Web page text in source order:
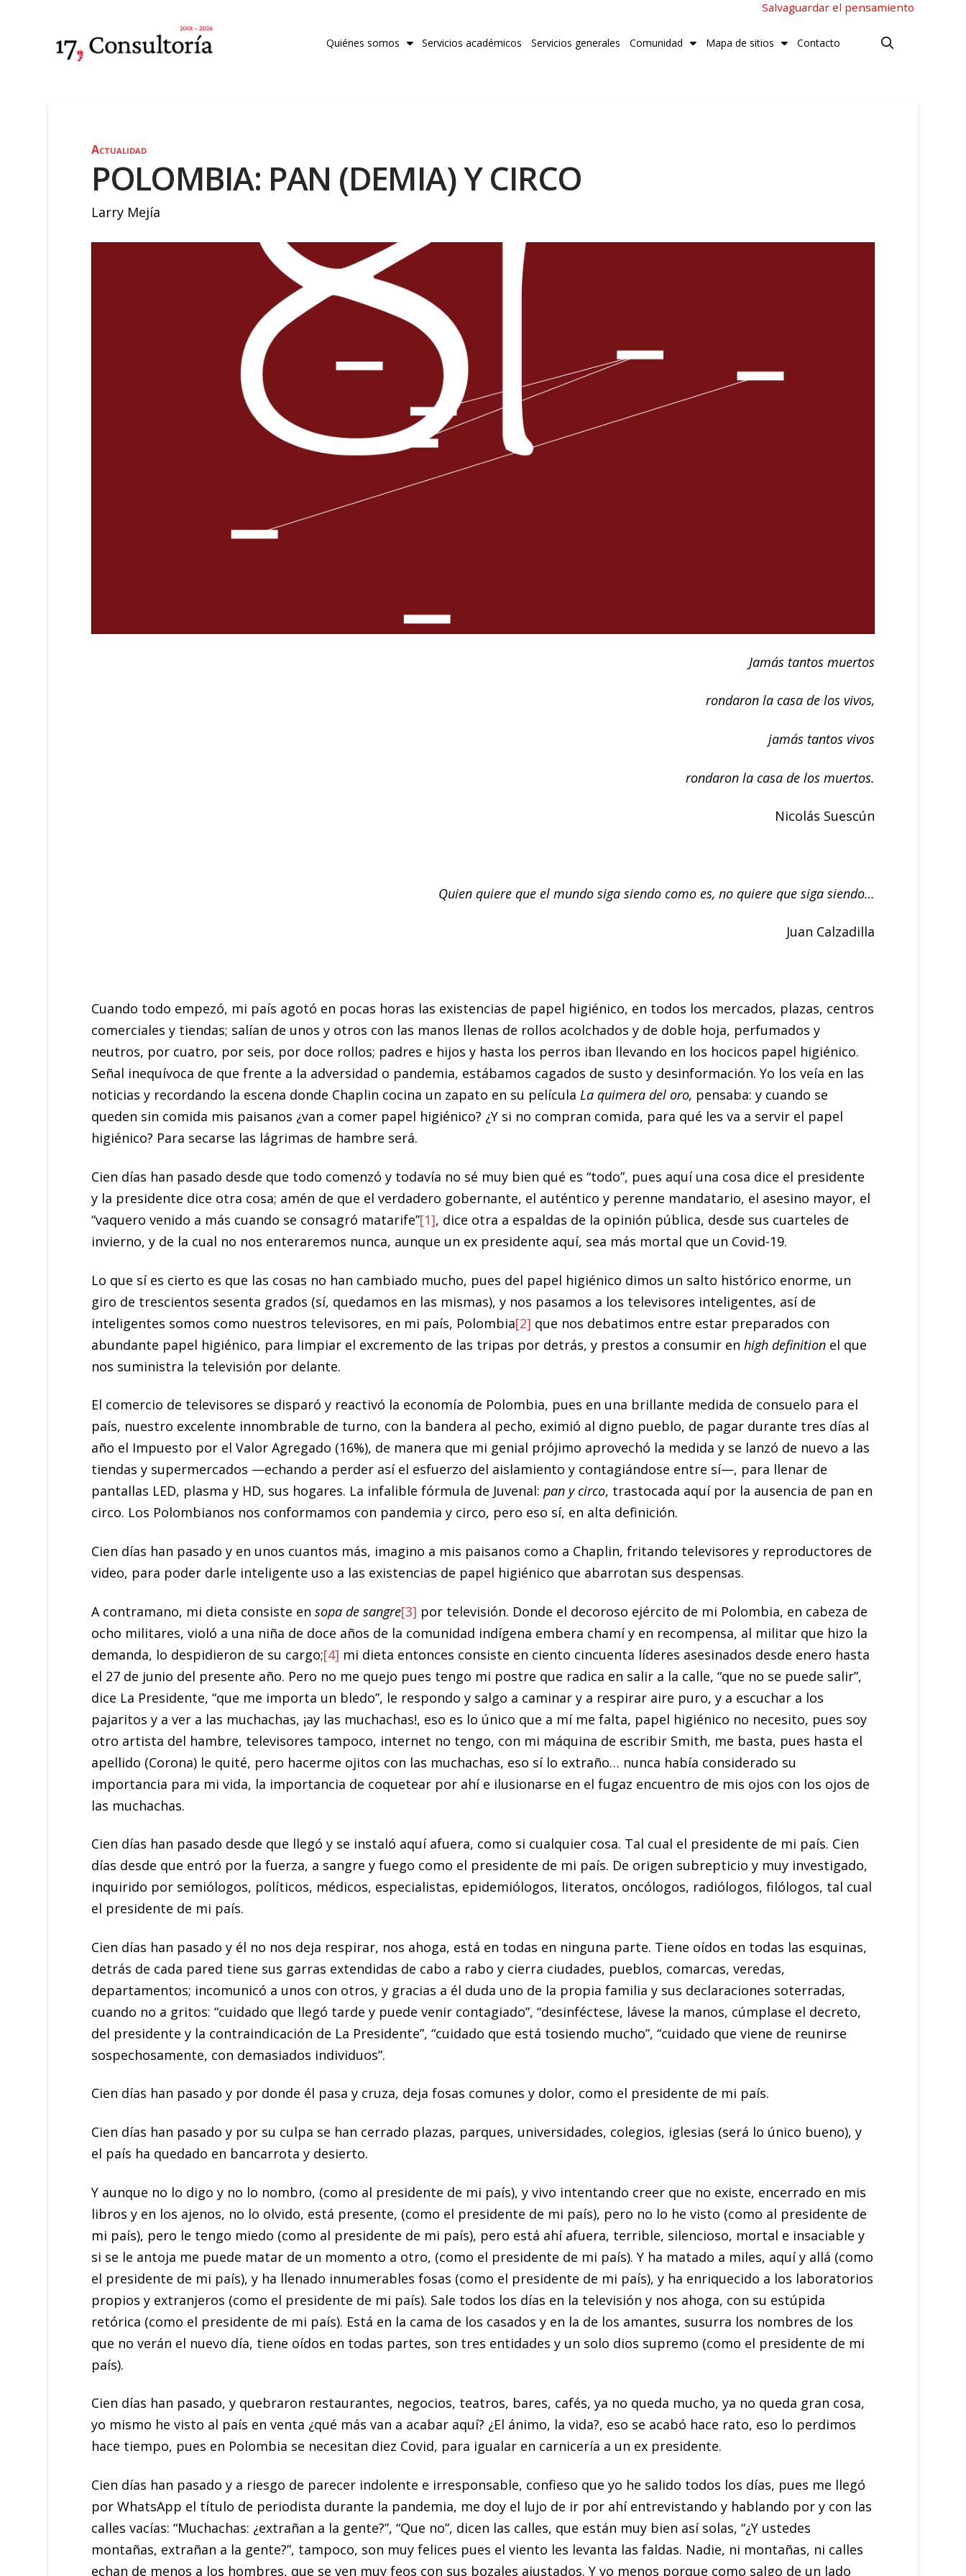
Salvaguardar el pensamiento
Quiénes somos Servicios académicos Servicios generales Comunidad Mapa de sitios Contacto
Actualidad
POLOMBIA: PAN (DEMIA) Y CIRCO
Larry Mejía
Jamás tantos muertos
rondaron la casa de los vivos,
jamás tantos vivos
rondaron la casa de los muertos.
Nicolás Suescún
Quien quiere que el mundo siga siendo como es, no quiere que siga siendo…
Juan Calzadilla
Cuando todo empezó, mi país agotó en pocas horas las existencias de papel higiénico, en todos los mercados, plazas, centros
comerciales y tiendas; salían de unos y otros con las manos llenas de rollos acolchados y de doble hoja, perfumados y
neutros, por cuatro, por seis, por doce rollos; padres e hijos y hasta los perros iban llevando en los hocicos papel higiénico.
Señal inequívoca de que frente a la adversidad o pandemia, estábamos cagados de susto y desinformación. Yo los veía en las
noticias y recordando la escena donde Chaplin cocina un zapato en su películaLa quimera del oro, pensaba: y cuando se
queden sin comida mis paisanos ¿van a comer papel higiénico? ¿Y si no compran comida, para qué les va a servir el papel
higiénico? Para secarse las lágrimas de hambre será.
Cien días han pasado desde que todo comenzó y todavía no sé muy bien qué es “todo”, pues aquí una cosa dice el presidente
y la presidente dice otra cosa; amén de que el verdadero gobernante, el auténtico y perenne mandatario, el asesino mayor, el
“vaquero venido a más cuando se consagró matarife”[1], dice otra a espaldas de la opinión pública, desde sus cuarteles de
invierno, y de la cual no nos enteraremos nunca, aunque un ex presidente aquí, sea más mortal que un Covid-19.
Lo que sí es cierto es que las cosas no han cambiado mucho, pues del papel higiénico dimos un salto histórico enorme, un
giro de trescientos sesenta grados (sí, quedamos en las mismas), y nos pasamos a los televisores inteligentes, así de
inteligentes somos como nuestros televisores, en mi país, Polombia[2] que nos debatimos entre estar preparados con
abundante papel higiénico, para limpiar el excremento de las tripas por detrás, y prestos a consumir enhigh definition el que
nos suministra la televisión por delante.
El comercio de televisores se disparó y reactivó la economía de Polombia, pues en una brillante medida de consuelo para el
país, nuestro excelente innombrable de turno, con la bandera al pecho, eximió al digno pueblo, de pagar durante tres días al
año el Impuesto por el Valor Agregado (16%), de manera que mi genial prójimo aprovechó la medida y se lanzó de nuevo a las
tiendas y supermercados —echando a perder así el esfuerzo del aislamiento y contagiándose entre sí—, para llenar de
pantallas LED, plasma y HD, sus hogares. La infalible fórmula de Juvenal:pan y circo, trastocada aquí por la ausencia de pan en
circo. Los Polombianos nos conformamos con pandemia y circo, pero eso sí, en alta definición.
Cien días han pasado y en unos cuantos más, imagino a mis paisanos como a Chaplin, fritando televisores y reproductores de
video, para poder darle inteligente uso a las existencias de papel higiénico que abarrotan sus despensas.
A contramano, mi dieta consiste ensopa de sangre[3] por televisión. Donde el decoroso ejército de mi Polombia, en cabeza de
ocho militares, violó a una niña de doce años de la comunidad indígena embera chamí y en recompensa, al militar que hizo la
demanda, lo despidieron de su cargo;[4] mi dieta entonces consiste en ciento cincuenta líderes asesinados desde enero hasta
el 27 de junio del presente año. Pero no me quejo pues tengo mi postre que radica en salir a la calle, “que no se puede salir”,
dice La Presidente, “que me importa un bledo”, le respondo y salgo a caminar y a respirar aire puro, y a escuchar a los
pajaritos y a ver a las muchachas, ¡ay las muchachas!, eso es lo único que a mí me falta, papel higiénico no necesito, pues soy
otro artista del hambre, televisores tampoco, internet no tengo, con mi máquina de escribir Smith, me basta, pues hasta el
apellido (Corona) le quité, pero hacerme ojitos con las muchachas, eso sí lo extraño… nunca había considerado su
importancia para mi vida, la importancia de coquetear por ahí e ilusionarse en el fugaz encuentro de mis ojos con los ojos de
las muchachas.
Cien días han pasado desde que llegó y se instaló aquí afuera, como si cualquier cosa. Tal cual el presidente de mi país. Cien
días desde que entró por la fuerza, a sangre y fuego como el presidente de mi país. De origen subrepticio y muy investigado,
inquirido por semiólogos, políticos, médicos, especialistas, epidemiólogos, literatos, oncólogos, radiólogos, filólogos, tal cual
el presidente de mi país.
Cien días han pasado y él no nos deja respirar, nos ahoga, está en todas en ninguna parte. Tiene oídos en todas las esquinas,
detrás de cada pared tiene sus garras extendidas de cabo a rabo y cierra ciudades, pueblos, comarcas, veredas,
departamentos; incomunicó a unos con otros, y gracias a él duda uno de la propia familia y sus declaraciones soterradas,
cuando no a gritos: “cuidado que llegó tarde y puede venir contagiado”, “desinféctese, lávese la manos, cúmplase el decreto,
del presidente y la contraindicación de La Presidente”, “cuidado que está tosiendo mucho”, “cuidado que viene de reunirse
sospechosamente, con demasiados individuos”.
Cien días han pasado y por donde él pasa y cruza, deja fosas comunes y dolor, como el presidente de mi país.
Cien días han pasado y por su culpa se han cerrado plazas, parques, universidades, colegios, iglesias (será lo único bueno), y
el país ha quedado en bancarrota y desierto.
Y aunque no lo digo y no lo nombro, (como al presidente de mi país), y vivo intentando creer que no existe, encerrado en mis
libros y en los ajenos, no lo olvido, está presente, (como el presidente de mi país), pero no lo he visto (como al presidente de
mi país), pero le tengo miedo (como al presidente de mi país), pero está ahí afuera, terrible, silencioso, mortal e insaciable y
si se le antoja me puede matar de un momento a otro, (como el presidente de mi país). Y ha matado a miles, aquí y allá (como
el presidente de mi país), y ha llenado innumerables fosas (como el presidente de mi país), y ha enriquecido a los laboratorios
propios y extranjeros (como el presidente de mi país). Sale todos los días en la televisión y nos ahoga, con su estúpida
retórica (como el presidente de mi país). Está en la cama de los casados y en la de los amantes, susurra los nombres de los
que no verán el nuevo día, tiene oídos en todas partes, son tres entidades y un solo dios supremo (como el presidente de mi
país).
Cien días han pasado, y quebraron restaurantes, negocios, teatros, bares, cafés, ya no queda mucho, ya no queda gran cosa,
yo mismo he visto al país en venta ¿qué más van a acabar aquí? ¿El ánimo, la vida?, eso se acabó hace rato, eso lo perdimos
hace tiempo, pues en Polombia se necesitan diez Covid, para igualar en carnicería a un ex presidente.
Cien días han pasado y a riesgo de parecer indolente e irresponsable, confieso que yo he salido todos los días, pues me llegó
por WhatsApp el título de periodista durante la pandemia, me doy el lujo de ir por ahí entrevistando y hablando por y con las
calles vacías: “Muchachas: ¿extrañan a la gente?”, “Que no”, dicen las calles, que están muy bien así solas, “¿Y ustedes
montañas, extrañan a la gente?”, tampoco, son muy felices pues el viento les levanta las faldas. Nadie, ni montañas, ni calles
echan de menos a los hombres, que se ven muy feos con sus bozales ajustados. Y yo menos porque como salgo de un lado